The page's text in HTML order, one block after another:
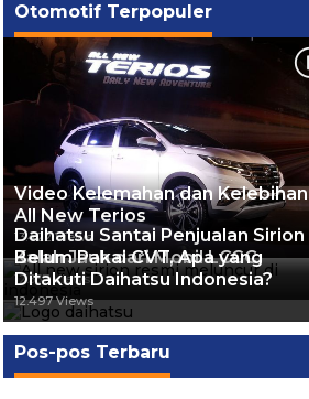
Otomotif Terpopuler
Video Kelemahan dan Kelebihan
All New Terios
13.422 Views
Daihatsu Santai Penjualan Sirion
Kalah Jauh dari Mobil LCGC
12.557 Views
Belum Pakai CVT, Apa yang
Ditakuti Daihatsu Indonesia?
12.497 Views
Pos-pos Terbaru